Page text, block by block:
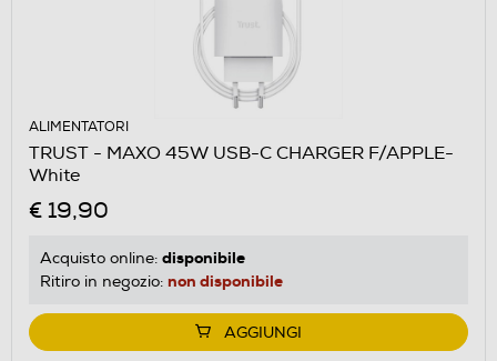
ALIMENTATORI
TRUST - MAXO 45W USB-C CHARGER F/APPLE-
White
€ 19,90
Acquisto online: disponibile
Ritiro in negozio: non disponibile
AGGIUNGI